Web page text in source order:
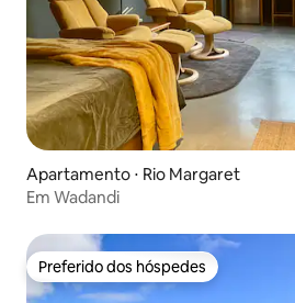
Apartamento ⋅ Rio Margaret
Em Wadandi
Preferido dos hóspedes
Preferido dos hóspedes